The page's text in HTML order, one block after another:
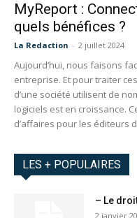
MyReport :
quels bénéfices ?
La Redaction - 2 juillet 2024
Aujourd’hui, nous faisons
entreprise. Et pour traiter
d’une société utilisent de
logiciels est en croissance.
d’affaires pour les éditeurs
LES + POPULAIRES
– Le
2 janvier